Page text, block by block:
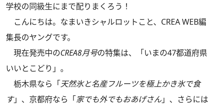
学校の同級生にまで配りまくろう！
こんにちは。なまいきシャルロットこと、CREA WEB編
集長のヤングです。
現在発売中のCREA8月号の特集は、「いまの47都道府県
いいとこどり」。
栃木県なら「天然氷と名産フルーツを極上かき氷で食
す」、京都府なら「家でも外でもおあげさん」、さらには